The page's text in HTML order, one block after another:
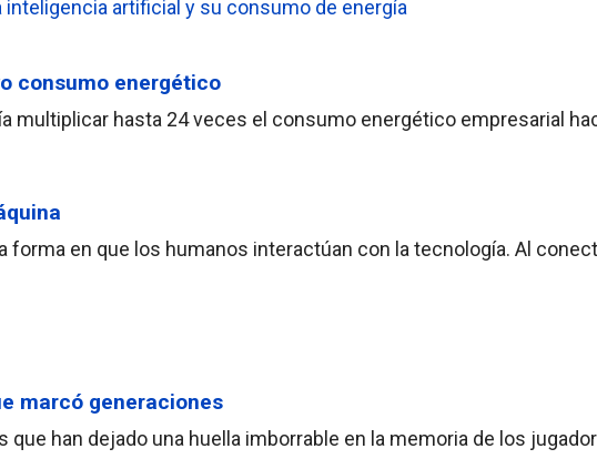
consumo energético
multiplicar hasta 24 veces el consumo energético empresarial
en que los humanos interactúan con la tecnología. Al
marcó generaciones
han dejado una huella imborrable en la memoria de los